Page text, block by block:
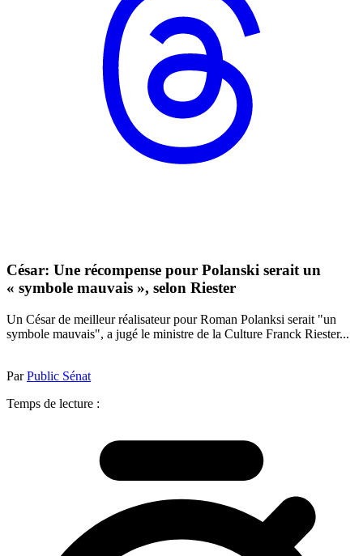
César: Une récompense pour Polanski serait un
« symbole mauvais », selon Riester
Un César de meilleur réalisateur pour Roman Polanksi serait "un
symbole mauvais", a jugé le ministre de la Culture Franck Riester...
ParPublic Sénat
Temps de lecture :